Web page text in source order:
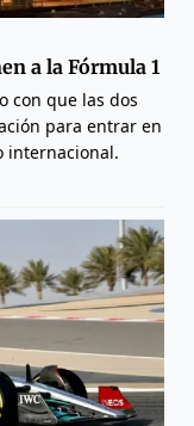
a la Fórmula 1
con que las dos
para entrar en
internacional.